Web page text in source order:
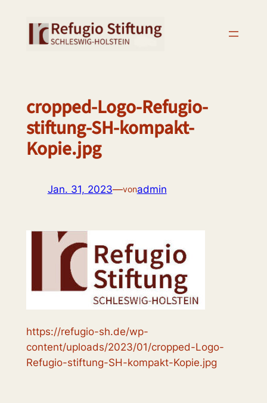
Inhalt
springen
cropped-Logo-Refugio-
stiftung-SH-kompakt-
Kopie.jpg
Jan. 31, 2023—vonadmin
https://refugio-sh.de/wp-
content/uploads/2023/01/cropped-Logo-
Refugio-stiftung-SH-kompakt-Kopie.jpg